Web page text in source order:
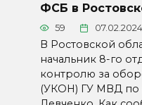
ФСБ в
59 07.02.2024
В Ростовской
начальник 8-го
контролю за
(УКОН) ГУ МВД по